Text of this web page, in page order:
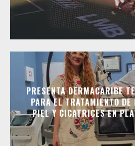
PRESENTA DERMACARIBE
PARA EL TRATAMIENTO
PIEL Y CICATRICES EN